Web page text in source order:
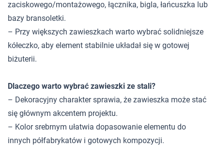
zaciskowego/montażowego, łącznika, bigla, łańcuszka lub
bazy bransoletki.
– Przy większych zawieszkach warto wybrać solidniejsze
kółeczko, aby element stabilnie układał się w gotowej
biżuterii.
Dlaczego warto wybrać zawieszki ze stali?
– Dekoracyjny charakter sprawia, że zawieszka może stać
się głównym akcentem projektu.
– Kolor srebrnym ułatwia dopasowanie elementu do
innych półfabrykatów i gotowych kompozycji.